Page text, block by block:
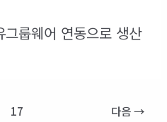
룹웨어 연동으로 생산
17 다음→